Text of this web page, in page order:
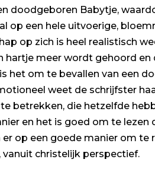
doodgeboren Babytje,
op een hele uitvoerige,
op zich is heel realistisch
hartje meer wordt gehoord
het om te bevallen van een
weet de schrijfster
betrekken, die hetzelfde
en het is goed om te
op een goede manier om te
vanuit christelijk perspectief.